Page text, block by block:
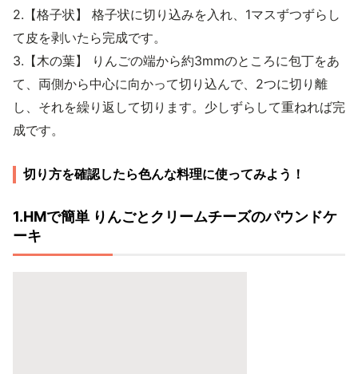
2.【格子状】 格子状に切り込みを入れ、1マスずつずらし
て皮を剥いたら完成です。
3.【木の葉】 りんごの端から約3mmのところに包丁をあ
て、両側から中心に向かって切り込んで、2つに切り離
し、それを繰り返して切ります。少しずらして重ねれば完
成です。
切り方を確認したら色んな料理に使ってみよう！
1.HMで簡単 りんごとクリームチーズのパウンドケ
ーキ